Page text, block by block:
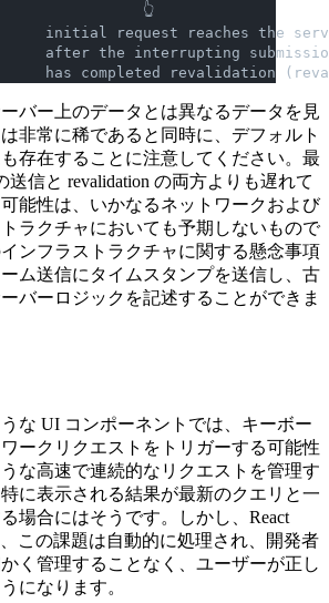
👆
initial request reaches the server
after the interrupting submission
has completed revalidation
バー上のデータとは異なるデータを見
非常に稀であると同時に、デフォルト
存在することに注意してください。最
信と revalidation の両方よりも遅れて
能性は、いかなるネットワークおよび
ラクチャにおいても予期しないもので
ンフラストラクチャに関する懸念事項
ム送信にタイムスタンプを送信し、古
バーロジックを記述することができま
な UI コンポーネントでは、キーボー
ークリクエストをトリガーする可能性
な高速で連続的なリクエストを管理す
に表示される結果が最新のクエリと一
場合にはそうです。しかし、React
この課題は自動的に処理され、開発者
く管理することなく、ユーザーが正し
になります。